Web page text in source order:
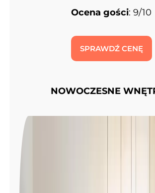
Ocena gości: 9/10
SPRAWDŹ CENĘ
NOWOCZESNE